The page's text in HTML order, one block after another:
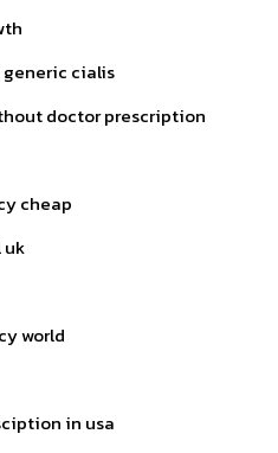
cialis
doctor prescription
cheap
uk
world
in usa